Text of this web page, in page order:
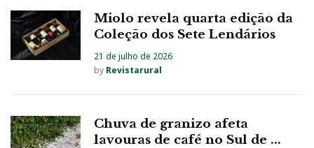
Miolo revela quarta edição da
Coleção dos Sete Lendários
21 de julho de 2026
by Revistarural
Chuva de granizo afeta
lavouras de café no Sul de ...